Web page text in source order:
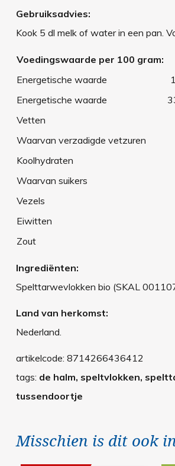
Gebruiksadvies:
Kook 5 dl melk of water in een pan.
Voedingswaarde per 100 gram:
Energetische waarde
Energetische waarde
Vetten
Waarvan verzadigde vetzuren
Koolhydraten
Waarvan suikers
Vezels
Eiwitten
Zout
Ingrediënten:
Spelttarwevlokken bio (SKAL
Land van herkomst:
Nederland.
artikelcode: 8714266436412
tags: de halm, speltvlokken,
tussendoortje
Misschien is dit ook